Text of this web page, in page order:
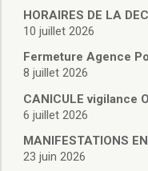
Délibérations
Délibérations
Délibérations
Délibérations
HORAIRES DE LA
10 juillet 2026
Fermeture Agence
8 juillet 2026
CANICULE vigilance
6 juillet 2026
MANIFESTATIONS
23 juin 2026